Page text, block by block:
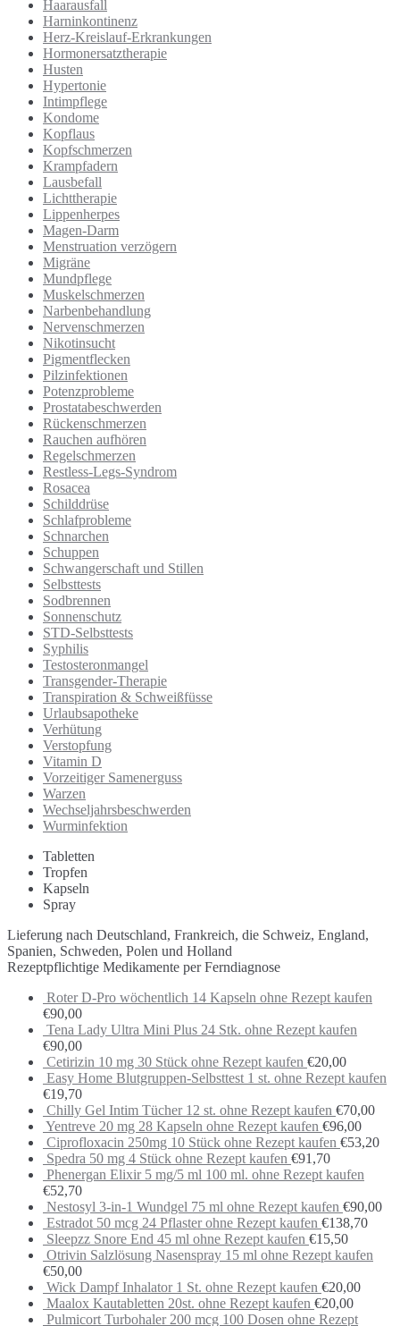
Haarausfall
Harninkontinenz
Herz-Kreislauf-Erkrankungen
Hormonersatztherapie
Husten
Hypertonie
Intimpflege
Kondome
Kopflaus
Kopfschmerzen
Krampfadern
Lausbefall
Lichttherapie
Lippenherpes
Magen-Darm
Menstruation verzögern
Migräne
Mundpflege
Muskelschmerzen
Narbenbehandlung
Nervenschmerzen
Nikotinsucht
Pigmentflecken
Pilzinfektionen
Potenzprobleme
Prostatabeschwerden
Rückenschmerzen
Rauchen aufhören
Regelschmerzen
Restless-Legs-Syndrom
Rosacea
Schilddrüse
Schlafprobleme
Schnarchen
Schuppen
Schwangerschaft und Stillen
Selbsttests
Sodbrennen
Sonnenschutz
STD-Selbsttests
Syphilis
Testosteronmangel
Transgender-Therapie
Transpiration & Schweißfüsse
Urlaubsapotheke
Verhütung
Verstopfung
Vitamin D
Vorzeitiger Samenerguss
Warzen
Wechseljahrsbeschwerden
Wurminfektion
Tabletten
Tropfen
Kapseln
Spray
Lieferung nach Deutschland, Frankreich, die Schweiz, England,
Spanien, Schweden, Polen und Holland
Rezeptpflichtige Medikamente per Ferndiagnose
Roter D-Pro wöchentlich 14 Kapseln ohne Rezept kaufen
€90,00
Tena Lady Ultra Mini Plus 24 Stk. ohne Rezept kaufen
€90,00
Cetirizin 10 mg 30 Stück ohne Rezept kaufen €20,00
Easy Home Blutgruppen-Selbsttest 1 st. ohne Rezept kaufen
€19,70
Chilly Gel Intim Tücher 12 st. ohne Rezept kaufen €70,00
Yentreve 20 mg 28 Kapseln ohne Rezept kaufen €96,00
Ciprofloxacin 250mg 10 Stück ohne Rezept kaufen €53,20
Spedra 50 mg 4 Stück ohne Rezept kaufen €91,70
Phenergan Elixir 5 mg/5 ml 100 ml. ohne Rezept kaufen
€52,70
Nestosyl 3-in-1 Wundgel 75 ml ohne Rezept kaufen €90,00
Estradot 50 mcg 24 Pflaster ohne Rezept kaufen €138,70
Sleepzz Snore End 45 ml ohne Rezept kaufen €15,50
Otrivin Salzlösung Nasenspray 15 ml ohne Rezept kaufen
€50,00
Wick Dampf Inhalator 1 St. ohne Rezept kaufen €20,00
Maalox Kautabletten 20st. ohne Rezept kaufen €20,00
Pulmicort Turbohaler 200 mcg 100 Dosen ohne Rezept